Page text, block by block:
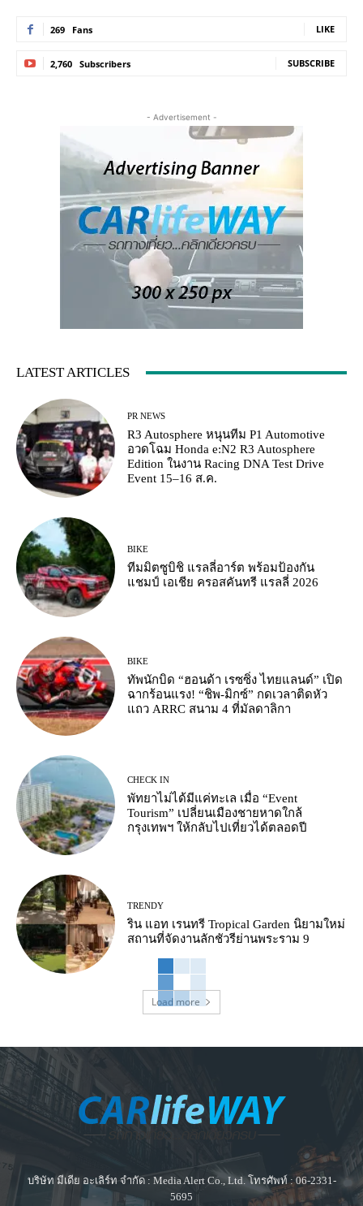
269 Fans LIKE
2,760 Subscribers SUBSCRIBE
- Advertisement -
LATEST ARTICLES
PR NEWS
R3 Autosphere หนุนทีม P1 Automotive
อวดโฉม Honda e:N2 R3 Autosphere
Edition ในงาน Racing DNA Test Drive
Event 15–16 ส.ค.
BIKE
ทีมมิตซูบิชิ แรลลี่อาร์ต พร้อมป้องกัน
แชมป์ เอเชีย ครอสคันทรี แรลลี่ 2026
BIKE
ทัพนักบิด “ฮอนด้า เรซซิ่ง ไทยแลนด์” เปิด
ฉากร้อนแรง! “ชิพ-มิกซ์” กดเวลาติดหัว
แถว ARRC สนาม 4 ที่มัลดาลิกา
CHECK IN
พัทยาไม่ได้มีแค่ทะเล เมื่อ “Event
Tourism” เปลี่ยนเมืองชายหาดใกล้
กรุงเทพฯ ให้กลับไปเที่ยวได้ตลอดปี
TRENDY
ริน แอท เรนทรี Tropical Garden นิยามใหม่
สถานที่จัดงานลักชัวรีย่านพระราม 9
Load more
บริษัท มีเดีย อะเลิร์ท จำกัด : Media Alert Co., Ltd. โทรศัพท์ : 06-2331-
5695